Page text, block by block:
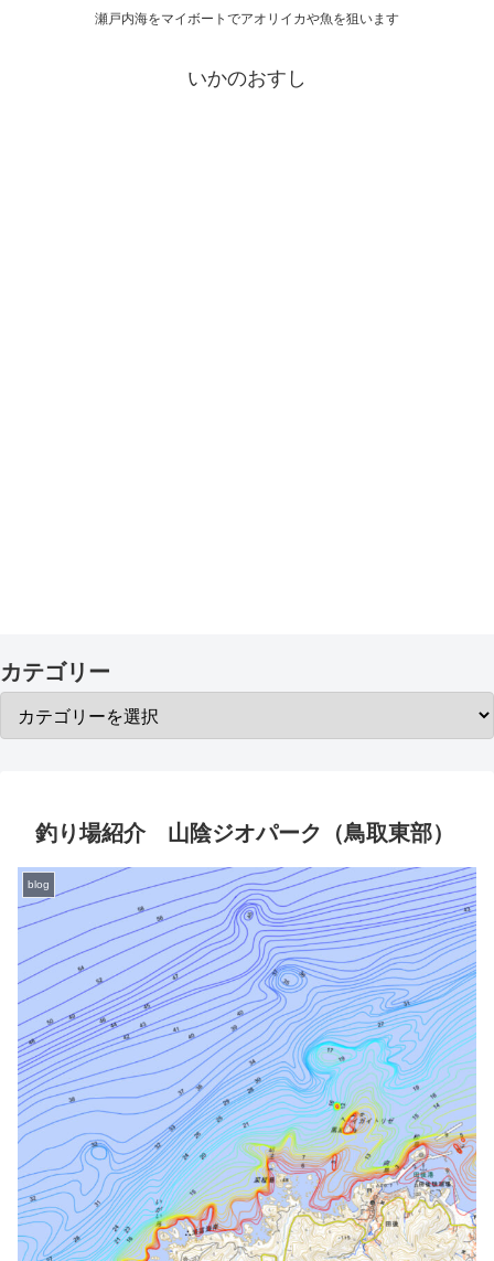
瀬戸内海をマイボートでアオリイカや魚を狙います
いかのおすし
カテゴリー
釣り場紹介 山陰ジオパーク（鳥取東部）
blog